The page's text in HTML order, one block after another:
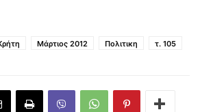
Μάρτιος 2012 Πολιτικη τ. 105